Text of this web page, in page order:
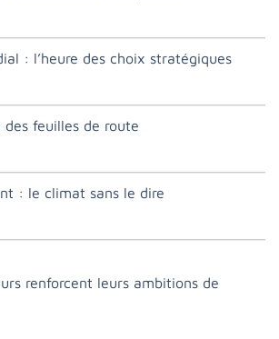
: l’heure des choix stratégiques
des feuilles de route
: le climat sans le dire
renforcent leurs ambitions de